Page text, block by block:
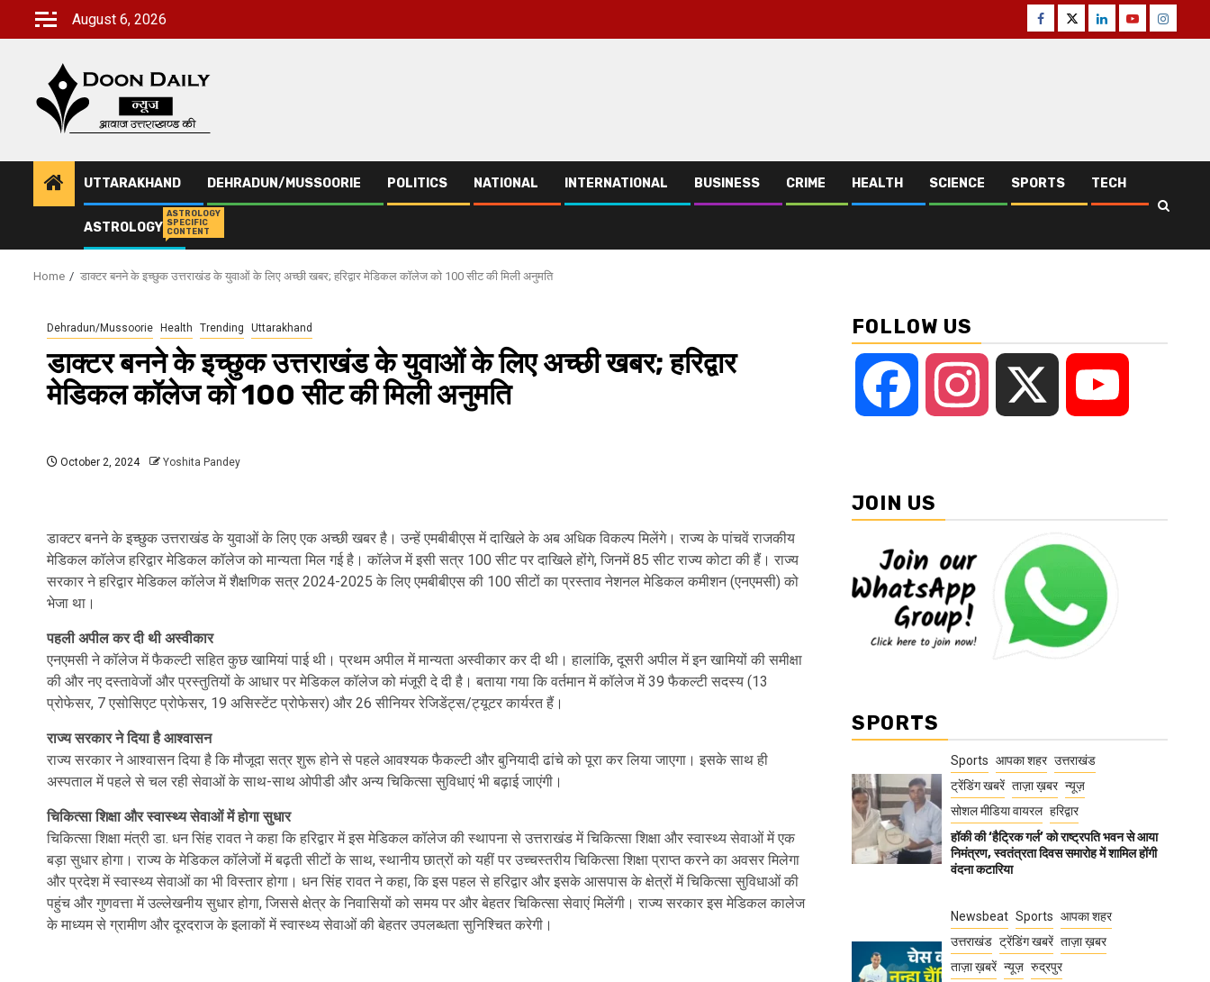
August 6, 2026 Facebook
TwitterLinkedinYoutube
UTTARAKHAND DEHRADUN/MUSSOORIE POLITICS NATIONAL INTERNATIONAL BUSINESS CRIME HEALTH SCIENCE SPORTS TECH
ASTROLOGY
ASTROLOGY
SPECIFIC
CONTENT
Home डाक्टर बनने के इच्छुक उत्तराखंड के युवाओं के लिए अच्छी खबर; हरिद्वार मेडिकल कॉलेज को 100 सीट की मिली अनुमति
Dehradun/Mussoorie Health Trending Uttarakhand
डाक्टर बनने के इच्छुक उत्तराखंड के युवाओं के लिए अच्छी खबर; हरिद्वार
मेडिकल कॉलेज को 100 सीट की मिली अनुमति
October 2, 2024 Yoshita Pandey
डाक्टर बनने के इच्छुक उत्तराखंड के युवाओं के लिए एक अच्छी खबर है। उन्हें एमबीबीएस में दाखिले के अब अधिक विकल्प मिलेंगे। राज्य के पांचवें राजकीय
मेडिकल कॉलेज हरिद्वार मेडिकल कॉलेज को मान्यता मिल गई है। कॉलेज में इसी सत्र 100 सीट पर दाखिले होंगे, जिनमें 85 सीट राज्य कोटा की हैं। राज्य
सरकार ने हरिद्वार मेडिकल कॉलेज में शैक्षणिक सत्र 2024-2025 के लिए एमबीबीएस की 100 सीटों का प्रस्ताव नेशनल मेडिकल कमीशन (एनएमसी) को
भेजा था।
पहली अपील कर दी थी अस्वीकार
एनएमसी ने कॉलेज में फैकल्टी सहित कुछ खामियां पाई थी। प्रथम अपील में मान्यता अस्वीकार कर दी थी। हालांकि, दूसरी अपील में इन खामियों की समीक्षा
की और नए दस्तावेजों और प्रस्तुतियों के आधार पर मेडिकल कॉलेज को मंजूरी दे दी है। बताया गया कि वर्तमान में कॉलेज में 39 फैकल्टी सदस्य (13
प्रोफेसर, 7 एसोसिएट प्रोफेसर, 19 असिस्टेंट प्रोफेसर) और 26 सीनियर रेजिडेंट्स/ट्यूटर कार्यरत हैं।
राज्य सरकार ने दिया है आश्वासन
राज्य सरकार ने आश्वासन दिया है कि मौजूदा सत्र शुरू होने से पहले आवश्यक फैकल्टी और बुनियादी ढांचे को पूरा कर लिया जाएगा। इसके साथ ही
अस्पताल में पहले से चल रही सेवाओं के साथ-साथ ओपीडी और अन्य चिकित्सा सुविधाएं भी बढ़ाई जाएंगी।
चिकित्सा शिक्षा और स्वास्थ्य सेवाओं में होगा सुधार
चिकित्सा शिक्षा मंत्री डा. धन सिंह रावत ने कहा कि हरिद्वार में इस मेडिकल कॉलेज की स्थापना से उत्तराखंड में चिकित्सा शिक्षा और स्वास्थ्य सेवाओं में एक
बड़ा सुधार होगा। राज्य के मेडिकल कॉलेजों में बढ़ती सीटों के साथ, स्थानीय छात्रों को यहीं पर उच्चस्तरीय चिकित्सा शिक्षा प्राप्त करने का अवसर मिलेगा
और प्रदेश में स्वास्थ्य सेवाओं का भी विस्तार होगा। धन सिंह रावत ने कहा, कि इस पहल से हरिद्वार और इसके आसपास के क्षेत्रों में चिकित्सा सुविधाओं की
पहुंच और गुणवत्ता में उल्लेखनीय सुधार होगा, जिससे क्षेत्र के निवासियों को समय पर और बेहतर चिकित्सा सेवाएं मिलेंगी। राज्य सरकार इस मेडिकल कालेज
के माध्यम से ग्रामीण और दूरदराज के इलाकों में स्वास्थ्य सेवाओं की बेहतर उपलब्धता सुनिश्चित करेगी।
FOLLOW US
Facebook Instagram
JOIN US
SPORTS
Sports आपका शहर उत्तराखंड
ट्रेंडिंग खबरें ताज़ा ख़बर न्यूज़
सोशल मीडिया वायरल हरिद्वार
हॉकी की ‘हैट्रिक गर्ल’ को राष्ट्रपति भवन से आया
निमंत्रण, स्वतंत्रता दिवस समारोह में शामिल होंगी
वंदना कटारिया
Newsbeat Sports आपका शहर
उत्तराखंड ट्रेंडिंग खबरें ताज़ा ख़बर
ताज़ा ख़बरें न्यूज़ रुद्रपुर